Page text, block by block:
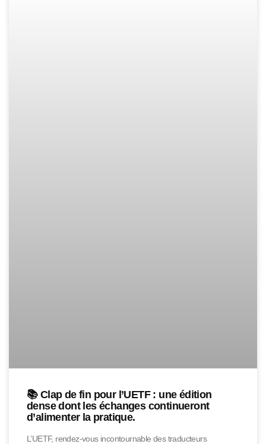
📚 Clap de fin pour l’UETF : une édition
dense dont les échanges continueront
d’alimenter la pratique.
L’UETF, rendez-vous incontournable des traducteurs